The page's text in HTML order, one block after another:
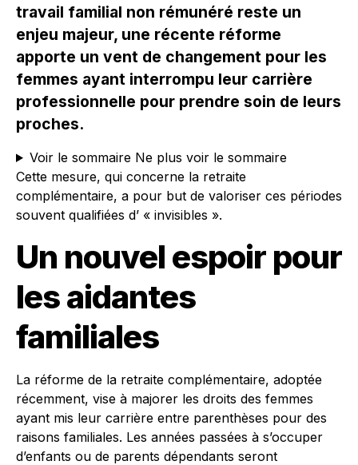
travail familial non rémunéré reste un
enjeu majeur, une récente réforme
apporte un vent de changement pour les
femmes ayant interrompu leur carrière
professionnelle pour prendre soin de leurs
proches.
Voir le sommaire Ne plus voir le sommaire
Cette mesure, qui concerne la retraite
complémentaire, a pour but de valoriser ces périodes
souvent qualifiées d’ « invisibles ».
Un nouvel espoir pour
les aidantes
familiales
La réforme de la retraite complémentaire, adoptée
récemment, vise à majorer les droits des femmes
ayant mis leur carrière entre parenthèses pour des
raisons familiales. Les années passées à s’occuper
d’enfants ou de parents dépendants seront